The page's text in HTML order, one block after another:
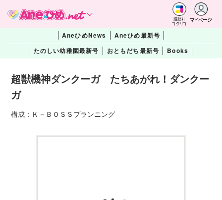
講談社
コクリコ
マイページ
AneひめNews
Aneひめ最新号
たのしい幼稚園最新号
おともだち最新号 Books
超獣機神ダンクーガ たちあがれ！ダンクー
ガ
構成：Ｋ－ＢＯＳＳプランニング